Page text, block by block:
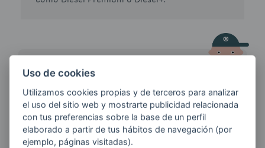
HAZ TU PEDIDO DE
GASOIL CALEFACCIÓN
CÓDIGO POSTAL / MUNICIPIO
Uso de cookies
Utilizamos cookies propias y de terceros para analizar
el uso del sitio web y mostrarte publicidad relacionada
con tus preferencias sobre la base de un perfil
elaborado a partir de tus hábitos de navegación (por
ejemplo, páginas visitadas).